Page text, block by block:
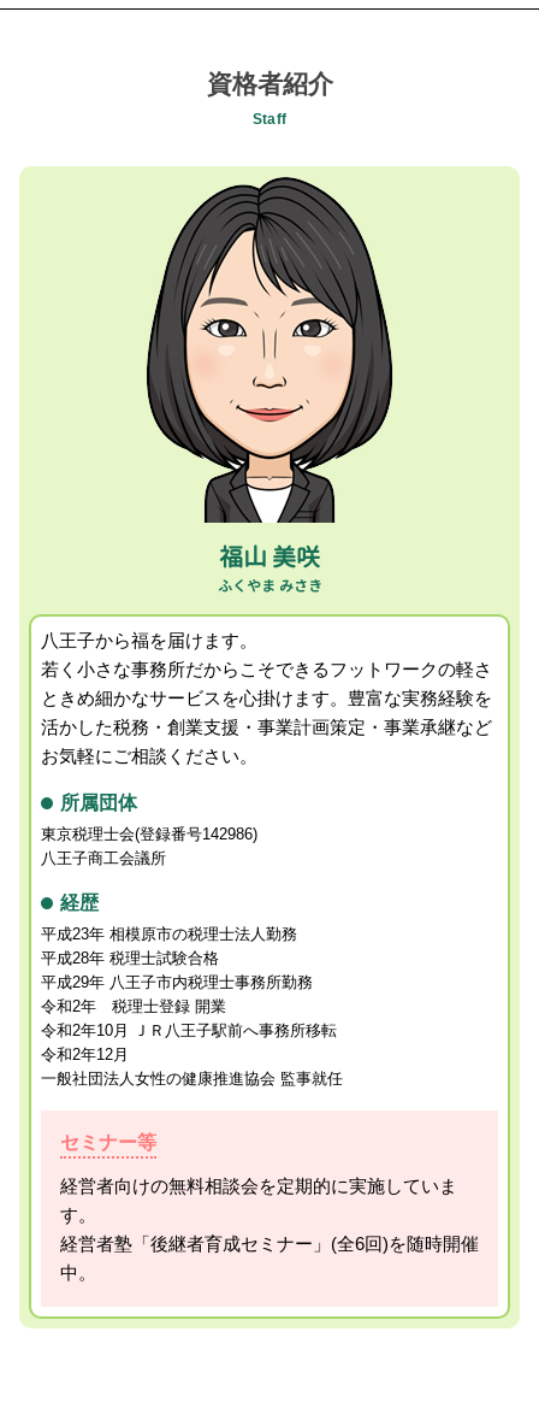
キャッシュフロー 相談
後継者 育成 課題
事業承継 m&a 補助金
資金繰り キャッシュフロー
事業承継 個人事業主
日本政策金融公庫 創業融資
税理士 変更 タイミング
個人事業主 法人化 手続き
青色申告 白色申告 違い
事業計画書 個人事業主
確定申告 必要書類
法人設立 メリット
fx 確定申告 やり方
認知症 相続 対策
相続 財産 対象
法人化 タイミング
相続税 生前 贈与
相続税対策 税理士 相談 八王子市
相続税対策 税理士 相談 日野市
事業承継コンサルティング 税理士 相談 町田市
キャッシュフロー 税理士 相談 昭島市
創業支援 税理士 相談 町田市
贈与税申告 税理士 相談 昭島市
経営者所得税確定申告 税理士 相談 日野市
セカンドオピニオン 税理士 相談 相模原市
相続税対策 税理士 相談 昭島市
事業計画策定 税理士 相談 日野市
消費税確定申告 税理士 相談 昭島市
税務顧問 税理士 相談 昭島市
所得税確定申告 税理士 相談 町田市
事業計画策定 税理士 相談 八王子市
経営者の相続税対策 税理士 相談 八王子市
記帳代行 税理士 相談 町田市
セカンドオピニオン 税理士 相談 昭島市
資格者紹介
Staff
福山 美咲
八王子から福を届けます。
若く小さな事務所だからこそできるフットワークの軽さ
ときめ細かなサービスを心掛けます。 豊富な実務経験を
活かした税務・創業支援・事業計画策定・事業承継など
お気軽にご相談ください。
所属団体
東京税理士会(登録番号142986)
八王子商工会議所
経歴
平成23年 相模原市の税理士法人勤務
平成28年 税理士試験合格
平成29年 八王子市内税理士事務所勤務
令和2年 税理士登録 開業
令和2年10月 ＪＲ八王子駅前へ事務所移転
令和2年12月
一般社団法人女性の健康推進協会 監事就任
セミナー等
経営者向けの無料相談会を定期的に実施していま
す。
経営者塾「後継者育成セミナー」(全6回)を随時開催
中。